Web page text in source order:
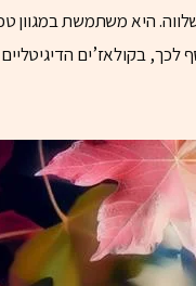
היא משתמשת במגוון
לכך, בקולאז’ים